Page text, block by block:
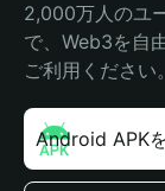
2,000万人のユ
で、Web3を自
ご利用ください。
Android APK